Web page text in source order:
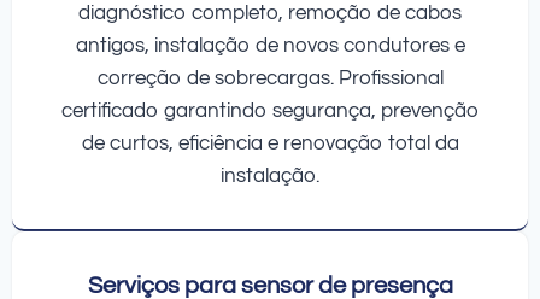
diagnóstico completo, remoção de cabos
antigos, instalação de novos condutores e
correção de sobrecargas. Profissional
certificado garantindo segurança, prevenção
de curtos, eficiência e renovação total da
instalação.
Serviços para sensor de presença